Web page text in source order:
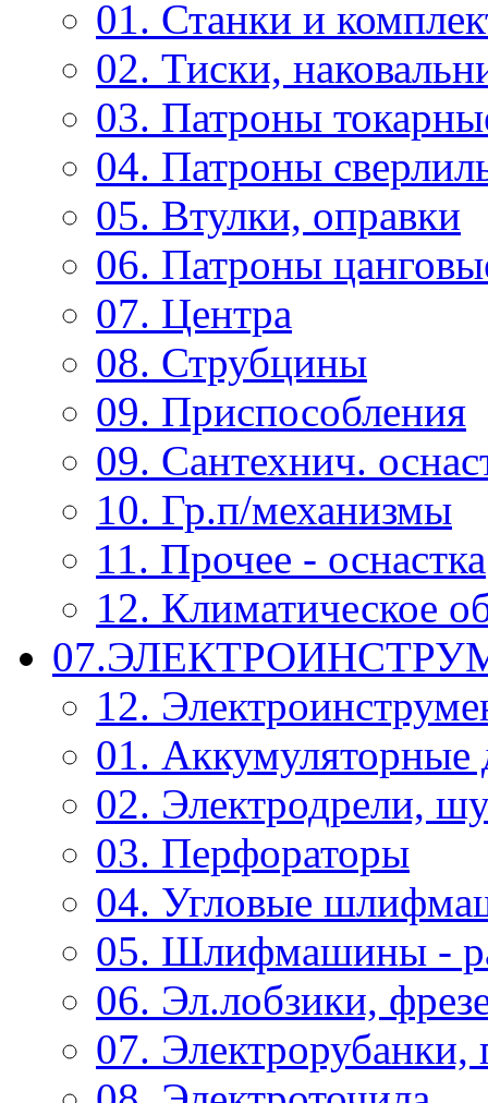
01. Станки и
02. Тиски,
03. Патроны
04. Патроны
05. Втулки, оправки
06. Патроны
07. Центра
08. Струбцины
09. Приспособления
09. Сантехнич.
10. Гр.п/механизмы
11. Прочее - оснастка
12. Климатическое
12.
01. Аккумуляторные
02. Электродрели,
03. Перфораторы
04. Угловые
05. Шлифмашины -
06. Эл.лобзики,
07. Электрорубанки,